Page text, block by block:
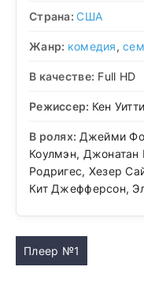
Страна:США
Жанр: комедия,
В качестве: Full HD
Режиссер: Кен
В ролях: Джейми
Коулмэн, Джонатан
Родригес, Хезер
Кит Джефферсон,
Плеер №1